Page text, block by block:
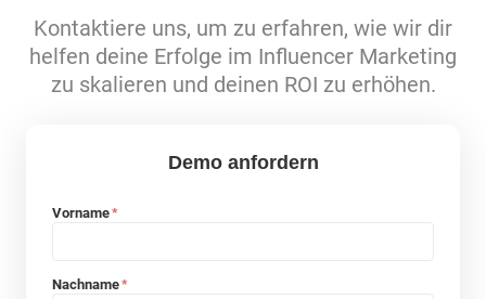
Blog
Kontaktiere uns, um zu erfahren, wie wir dir
helfen deine Erfolge im Influencer Marketing
zu skalieren und deinen ROI zu erhöhen.
Demo anfordern
Vorname*
Nachname*